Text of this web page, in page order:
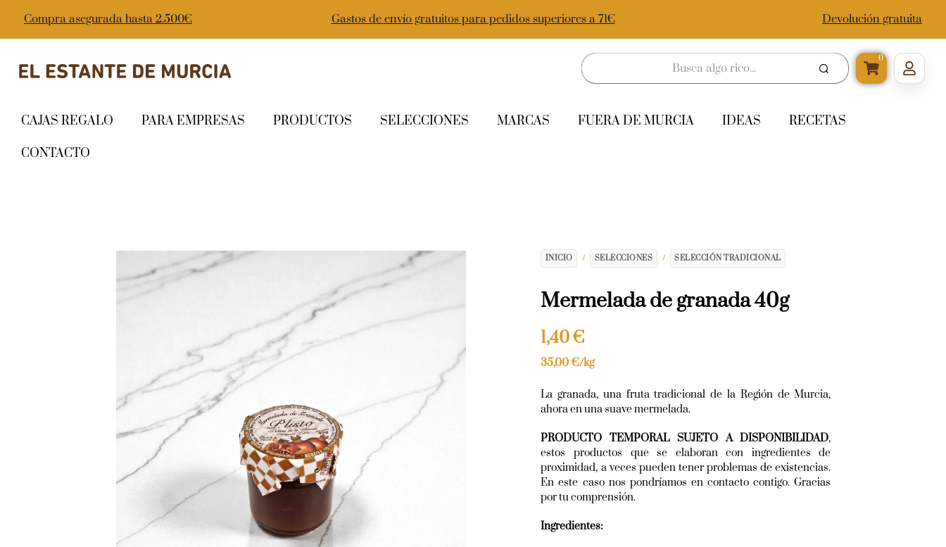
Compra asegurada hasta 2.500€ Gastos de envío gratuitos para pedidos superiores a 71€ Devolución gratuita
0
CAJAS REGALO PARA EMPRESAS PRODUCTOS SELECCIONES MARCAS FUERA DE MURCIA IDEAS RECETAS
CONTACTO
INICIO / SELECCIONES / SELECCIÓN TRADICIONAL
Mermelada de granada 40g
1,40€
35,00€/kg
La granada, una fruta tradicional de la Región de Murcia,
ahora en una suave mermelada.
PRODUCTO TEMPORAL SUJETO A DISPONIBILIDAD,
estos productos que se elaboran con ingredientes de
proximidad, a veces pueden tener problemas de existencias.
En este caso nos pondríamos en contacto contigo. Gracias
por tu comprensión.
Ingredientes: